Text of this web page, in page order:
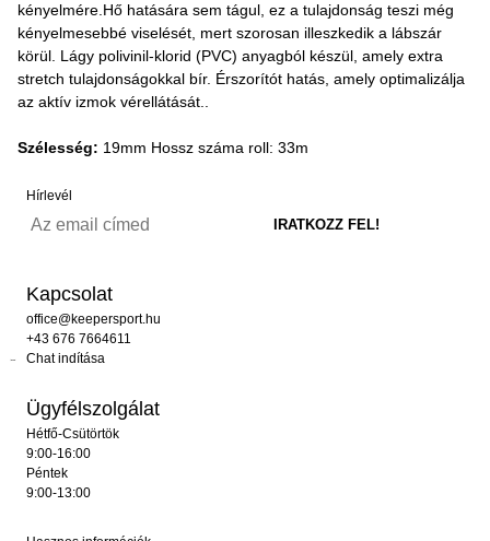
kényelmére.Hő hatására sem tágul, ez a tulajdonság teszi még
kényelmesebbé viselését, mert szorosan illeszkedik a lábszár
körül. Lágy polivinil-klorid (PVC) anyagból készül, amely extra
stretch tulajdonságokkal bír. Érszorítót hatás, amely optimalizálja
az aktív izmok vérellátását..
Szélesség: 19mm Hossz száma roll: 33m
Hírlevél
Kapcsolat
office@keepersport.hu
+43 676 7664611
Chat indítása
Ügyfélszolgálat
Hétfő-Csütörtök
9:00-16:00
Péntek
9:00-13:00